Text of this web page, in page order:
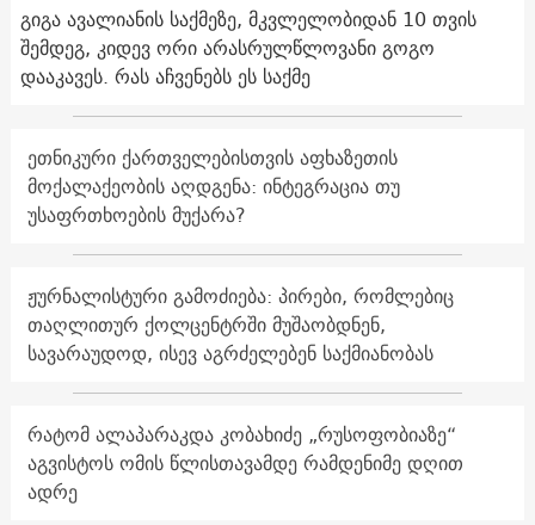
გიგა ავალიანის საქმეზე, მკვლელობიდან 10 თვის
შემდეგ, კიდევ ორი არასრულწლოვანი გოგო
დააკავეს. რას აჩვენებს ეს საქმე
ეთნიკური ქართველებისთვის აფხაზეთის
მოქალაქეობის აღდგენა: ინტეგრაცია თუ
უსაფრთხოების მუქარა?
ჟურნალისტური გამოძიება: პირები, რომლებიც
თაღლითურ ქოლცენტრში მუშაობდნენ,
სავარაუდოდ, ისევ აგრძელებენ საქმიანობას
რატომ ალაპარაკდა კობახიძე „რუსოფობიაზე“
აგვისტოს ომის წლისთავამდე რამდენიმე დღით
ადრე